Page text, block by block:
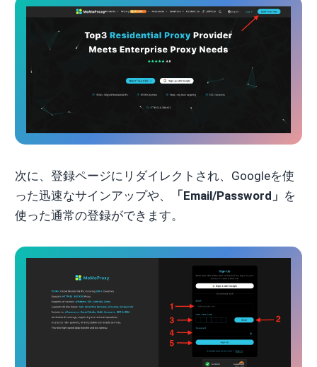
次に、登録ページにリダイレクトされ、Googleを使
った迅速なサインアップや、
「Email/Password」 を
使った通常の登録ができます。